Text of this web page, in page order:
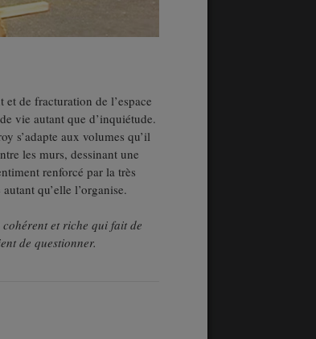
et de fracturation de l’espace
vie autant que d’inquiétude.
s’adapte aux volumes qu’il
les murs, dessinant une
renforcé par la très
qu’elle l’organise.
et riche qui fait de
de questionner.